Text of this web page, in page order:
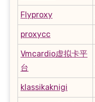
Flyproxy
proxycc
Vmcardio虚拟卡平
台
klassikaknigi